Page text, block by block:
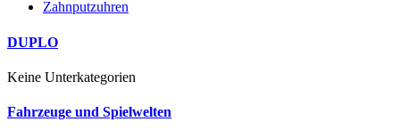
Zahnputzuhren
DUPLO
Keine Unterkategorien
Fahrzeuge und Spielwelten